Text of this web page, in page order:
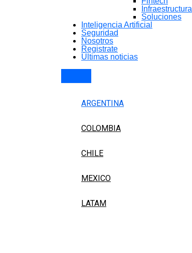
Infraestructura
Soluciones
Inteligencia Artificial
Seguridad
Nosotros
Registrate
Últimas noticias
ARGENTINA
COLOMBIA
CHILE
MEXICO
LATAM